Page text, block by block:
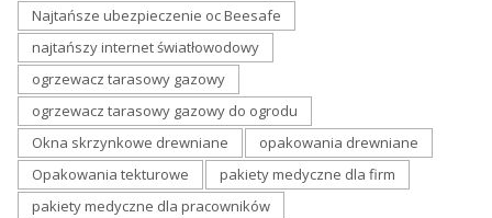
Najtańsze ubezpieczenie oc Beesafe
najtańszy internet światłowodowy
ogrzewacz tarasowy gazowy
ogrzewacz tarasowy gazowy do ogrodu
Okna skrzynkowe drewniane
opakowania drewniane
Opakowania tekturowe
pakiety medyczne dla firm
pakiety medyczne dla pracowników